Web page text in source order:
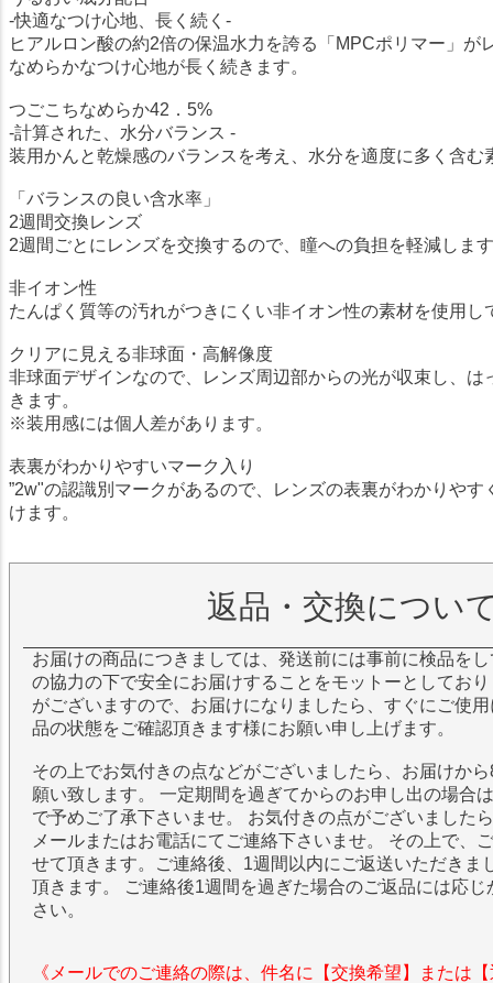
-快適なつけ心地、長く続く-
ヒアルロン酸の約2倍の保温水力を誇る「MPCポリマー」が
なめらかなつけ心地が長く続きます。
つごこちなめらか42．5%
‐計算された、水分バランス -
装用かんと乾燥感のバランスを考え、水分を適度に多く含む
「バランスの良い含水率」
2週間交換レンズ
2週間ごとにレンズを交換するので、瞳への負担を軽減しま
非イオン性
たんぱく質等の汚れがつきにくい非イオン性の素材を使用し
クリアに見える非球面・高解像度
非球面デザインなので、レンズ周辺部からの光が収束し、は
きます。
※装用感には個人差があります。
表裏がわかりやすいマーク入り
”2w"の認識別マークがあるので、レンズの表裏がわかりや
けます。
返品・交換につい
お届けの商品につきましては、発送前には事前に検品を
の協力の下で安全にお届けすることをモットーとしてお
がございますので、お届けになりましたら、すぐにご使
品の状態をご確認頂きます様にお願い申し上げます。
その上でお気付きの点などがございましたら、お届けか
願い致します。 一定期間を過ぎてからのお申し出の場合
で予めご了承下さいませ。 お気付きの点がございました
メールまたはお電話にてご連絡下さいませ。 その上で、
せて頂きます。ご連絡後、1週間以内にご返送いただきま
頂きます。 ご連絡後1週間を過ぎた場合のご返品には応
さい。
《メールでのご連絡の際は、件名に【交換希望】または